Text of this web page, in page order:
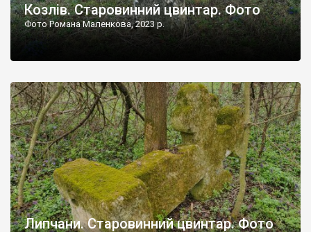
Козлів. Старовинний цвинтар. Фото
Фото Романа Маленкова, 2023 р.
Липчани. Старовинний цвинтар. Фото